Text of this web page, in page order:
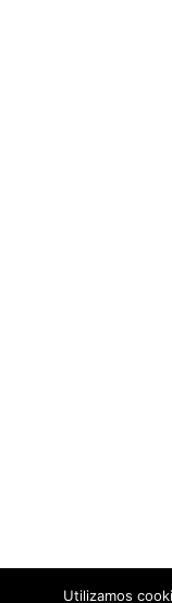
Utilizamos